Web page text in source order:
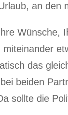
an den
Wünsche,
das
beiden
sollte die